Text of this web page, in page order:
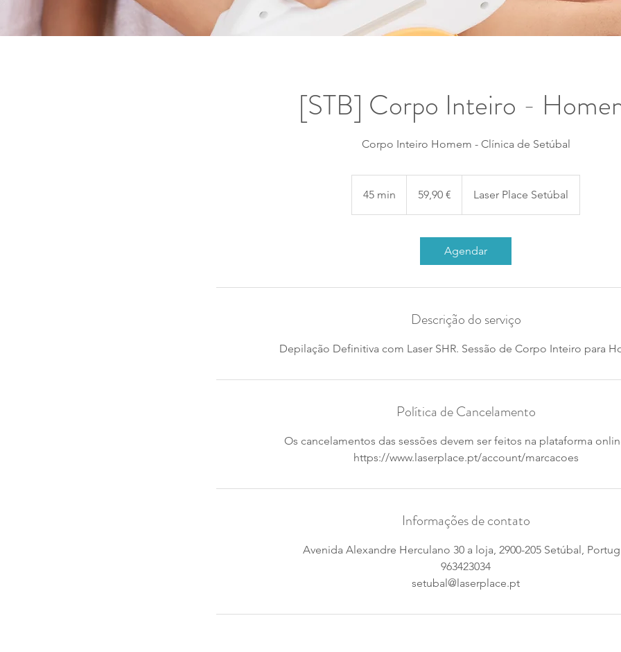
[STB] Corpo Inteiro -
Corpo Inteiro Homem - Clínica de Setúbal
45 min 59,90 € Laser Place Setúbal
Agendar
Descrição do serviço
Depilação Definitiva com Laser SHR. Sessão de Corpo Inteiro para
Política de Cancelamento
Os cancelamentos das sessões devem ser feitos na plataforma
https://www.laserplace.pt/account/marcacoes
Informações de contato
Avenida Alexandre Herculano 30 a loja, 2900-205 Setúbal,
963423034
setubal@laserplace.pt